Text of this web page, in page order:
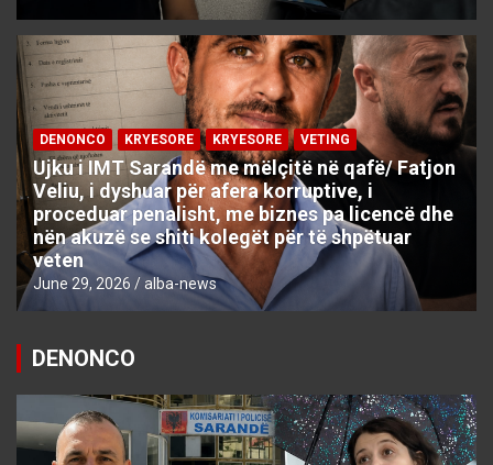
DENONCO KRYESORE KRYESORE VETING
Ujku i IMT Sarandë me mëlçitë në qafë/ Fatjon
Veliu, i dyshuar për afera korruptive, i
proceduar penalisht, me biznes pa licencë dhe
nën akuzë se shiti kolegët për të shpëtuar
veten
June 29, 2026 alba-news
DENONCO